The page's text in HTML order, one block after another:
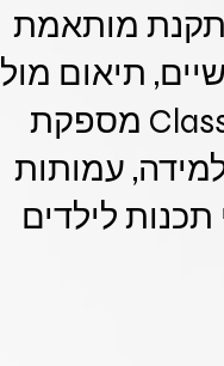
מותאמת
תיאום מול
צוות החינוך והתאמה גמישה לשעות הפעילות. Class-A מספקת
עמותות
תכנות לילדים